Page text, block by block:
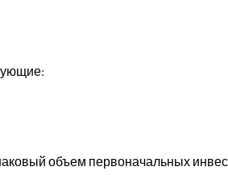
объем первоначальных